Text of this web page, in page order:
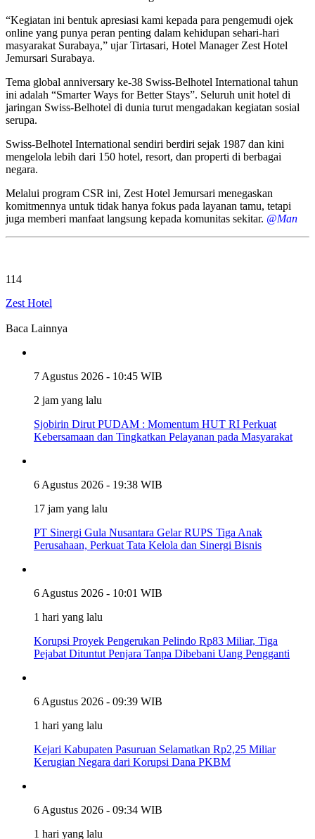
“Kegiatan ini bentuk apresiasi kami kepada para pengemudi ojek
online yang punya peran penting dalam kehidupan sehari-hari
masyarakat Surabaya,” ujar Tirtasari, Hotel Manager Zest Hotel
Jemursari Surabaya.
Tema global anniversary ke-38 Swiss-Belhotel International tahun
ini adalah “Smarter Ways for Better Stays”. Seluruh unit hotel di
jaringan Swiss-Belhotel di dunia turut mengadakan kegiatan sosial
serupa.
Swiss-Belhotel International sendiri berdiri sejak 1987 dan kini
mengelola lebih dari 150 hotel, resort, dan properti di berbagai
negara.
Melalui program CSR ini, Zest Hotel Jemursari menegaskan
komitmennya untuk tidak hanya fokus pada layanan tamu, tetapi
juga memberi manfaat langsung kepada komunitas sekitar. @Man
114
Zest Hotel
Baca Lainnya
7 Agustus 2026 - 10:45 WIB
2 jam yang lalu
Sjobirin Dirut PUDAM : Momentum HUT RI Perkuat
Kebersamaan dan Tingkatkan Pelayanan pada Masyarakat
6 Agustus 2026 - 19:38 WIB
17 jam yang lalu
PT Sinergi Gula Nusantara Gelar RUPS Tiga Anak
Perusahaan, Perkuat Tata Kelola dan Sinergi Bisnis
6 Agustus 2026 - 10:01 WIB
1 hari yang lalu
Korupsi Proyek Pengerukan Pelindo Rp83 Miliar, Tiga
Pejabat Dituntut Penjara Tanpa Dibebani Uang Pengganti
6 Agustus 2026 - 09:39 WIB
1 hari yang lalu
Kejari Kabupaten Pasuruan Selamatkan Rp2,25 Miliar
Kerugian Negara dari Korupsi Dana PKBM
6 Agustus 2026 - 09:34 WIB
1 hari yang lalu